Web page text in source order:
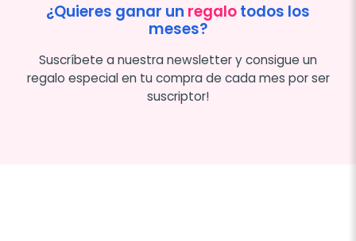
¿Quieres ganar un regalotodos los
meses?
Suscríbete a nuestra newsletter y consigue un
regalo especial en tu compra de cada mes por ser
suscriptor!